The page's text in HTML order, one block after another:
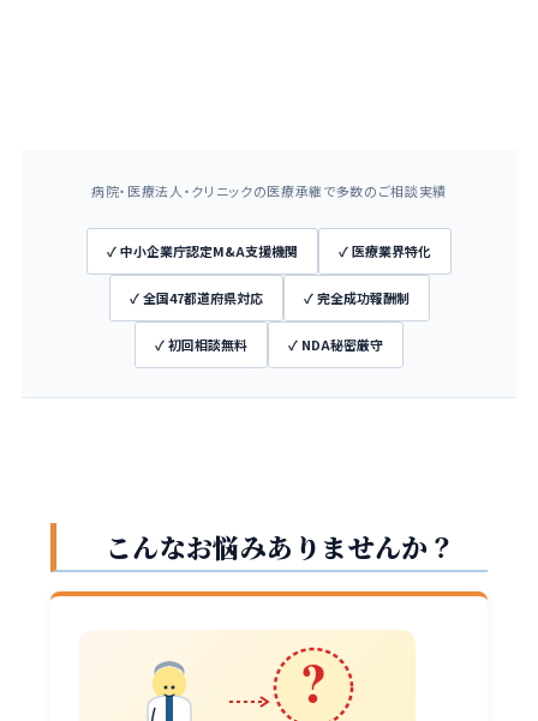
病院・医療法人・クリニックの医療承継で多数のご相談実績
✓ 中小企業庁認定M&A支援機関 ✓ 医療業界特化
✓ 全国47都道府県対応 ✓ 完全成功報酬制
✓ 初回相談無料 ✓ NDA秘密厳守
こんなお悩みありませんか？
?